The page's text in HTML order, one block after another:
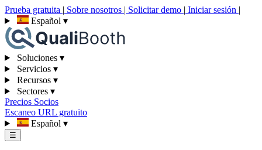
Prueba gratuita | Sobre nosotros | Solicitar demo | Iniciar sesión |
Español ▾
Soluciones ▾
Servicios ▾
Recursos ▾
Sectores ▾
Precios Socios
Escaneo URL gratuito
Español ▾
☰